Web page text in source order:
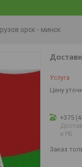
орск - минск
Услуга
Цену
+375
и РБ
Заказ